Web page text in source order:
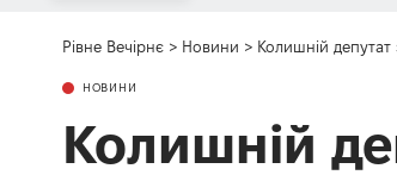
Рівне Вечірнє > Новини > Колишній
НОВИНИ
Колишній